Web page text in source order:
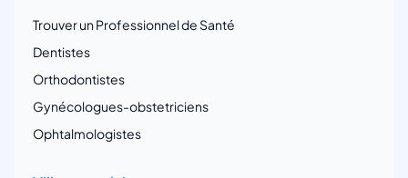
Trouver un Professionnel de Santé
Dentistes
Orthodontistes
Gynécologues-obstetriciens
Ophtalmologistes